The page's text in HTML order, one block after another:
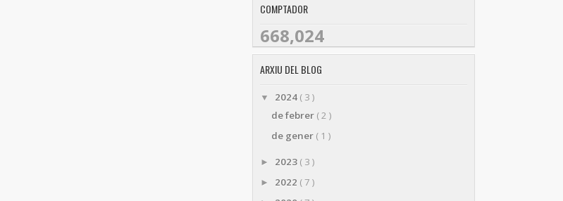
COMPTADOR
668,024
ARXIU DEL BLOG
▼ 2024 ( 3 )
de febrer ( 2 )
de gener ( 1 )
► 2023 ( 3 )
► 2022 ( 7 )